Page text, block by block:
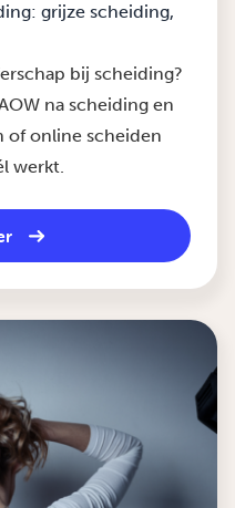
grijze scheiding,
bij scheiding?
na scheiding en
of online scheiden
werkt.